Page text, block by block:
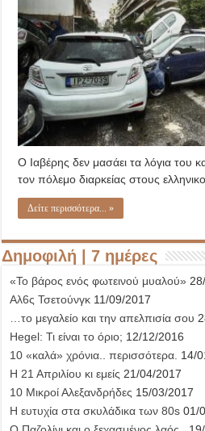
τρίβλακας
οδηγός
με
κινητό,
τσιγάρο
και
καφέ!
Ο Ιαβέρης δεν μασάει τα λόγια του
τον πόλεμο διαρκείας στους
Δείτε περισσότερα... »
Δημοφιλή | 7 ημέρες
«Το βάρος ενός φωτεινού μυαλού»
Αλ6ς Τσετούνγκ 11/09/2017
…το μεγαλείο και την απελπισία σου
Hegel: Τι είναι το όριο; 12/12/2016
10 «καλά» χρόνια.. περισσότερα. 14/
Η 21 Απριλίου κι εμείς 21/04/2017
10 Μικροί Αλεξανδρήδες 15/03/2017
Η ευτυχία στα σκυλάδικα των 80s 01/